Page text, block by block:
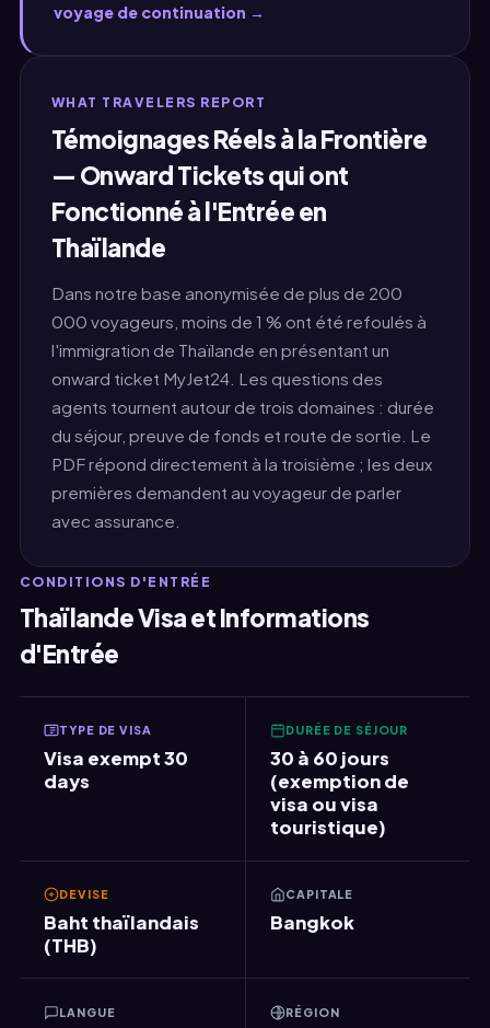
voyage de continuation →
WHAT TRAVELERS REPORT
Témoignages Réels à la Frontière
— Onward Tickets qui ont
Fonctionné à l'Entrée en
Thaïlande
Dans notre base anonymisée de plus de 200
000 voyageurs, moins de 1 % ont été refoulés à
l'immigration de Thaïlande en présentant un
onward ticket MyJet24. Les questions des
agents tournent autour de trois domaines : durée
du séjour, preuve de fonds et route de sortie. Le
PDF répond directement à la troisième ; les deux
premières demandent au voyageur de parler
avec assurance.
CONDITIONS D'ENTRÉE
Thaïlande Visa et Informations
d'Entrée
TYPE DE VISA
Visa exempt 30
days
DURÉE DE SÉJOUR
30 à 60 jours
(exemption de
visa ou visa
touristique)
DEVISE
Baht thaïlandais
(THB)
CAPITALE
Bangkok
LANGUE RÉGION